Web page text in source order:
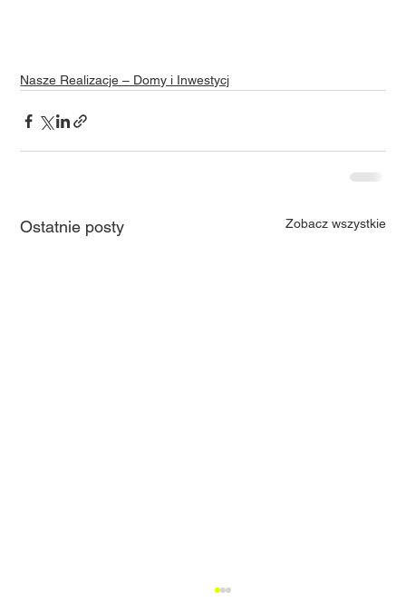
Nasze Realizacje – Domy i Inwestycj
Ostatnie posty Zobacz wszystkie